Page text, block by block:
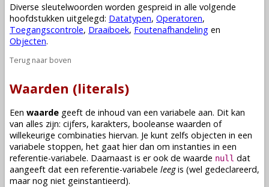
Diverse sleutelwoorden worden gespreid in alle volgende
hoofdstukken uitgelegd: Datatypen, Operatoren,
Toegangscontrole, Draaiboek, Foutenafhandeling en
Objecten.
Terug naar boven
Waarden (literals)
Een waarde geeft de inhoud van een variabele aan. Dit kan
van alles zijn: cijfers, karakters, booleanse waarden of
willekeurige combinaties hiervan. Je kunt zelfs objecten in een
variabele stoppen, het gaat hier dan om instanties in een
referentie-variabele. Daarnaast is er ook de waarde null dat
aangeeft dat een referentie-variabele leegis (wel gedeclareerd,
maar nog niet geinstantieerd).